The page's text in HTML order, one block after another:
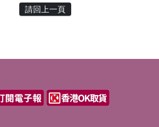
請回上一頁